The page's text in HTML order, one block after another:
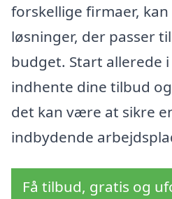
forskellige firmaer,
løsninger, der passer
budget. Start allerede
indhente dine tilbud
det kan være at sikre
indbydende
Få tilbud, gratis og